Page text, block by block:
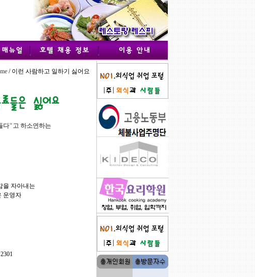
/ 이런 사람하고 일하기 싫어요
다"고 하소연하는
을 자아내는
운영자
2301